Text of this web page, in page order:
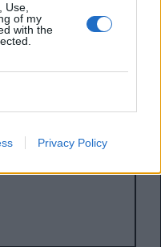
Use,
of my
with the
Privacy Policy